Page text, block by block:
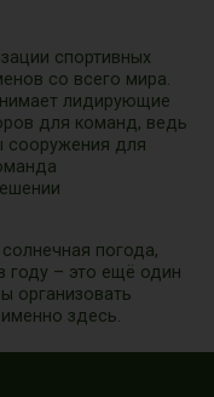
спортивных
со всего мира.
лидирующие
для команд, ведь
сооружения для
погода,
году – это ещё один
организовать
здесь.